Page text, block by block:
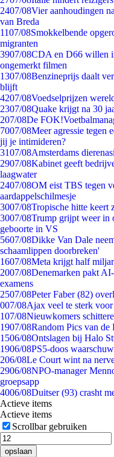
2407/08Vier aanhoudingen
van Breda
1107/08Smokkelbende
migranten
3907/08CDA en D66 willen
ongemerkt filmen
1307/08Benzineprijs daalt
blijft
4207/08Voedselprijzen
2307/08Quake krijgt na 30
207/08De
7007/08Meer agressie tegen
jij je intimideren?
3107/08Amsterdams
2907/08Kabinet geeft
laagwater
2407/08OM eist TBS tegen
aardappelschilmesje
3007/08Tropische hitte keert
3007/08Trump grijpt weer in
geboorte in VS
5607/08Dikke Van Dale
schaamlippen doorbreken'
1607/08Meta krijgt half
2007/08Denemarken pakt
examens
2507/08Peter Faber (82)
007/08Ajax veel te sterk
107/08Nieuwkomers
1907/08Random Pics van de
1506/08Ontslagen bij Halo
1906/08PS5-doos
206/08Le Court wint na
2906/08NPO-manager
groepsapp
4006/08Duitser (93) crasht
Actieve items
Actieve items
Scrollbar gebruiken
opslaan